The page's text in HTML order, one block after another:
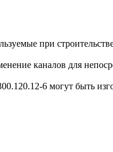
при
каналов для
6 могут быть